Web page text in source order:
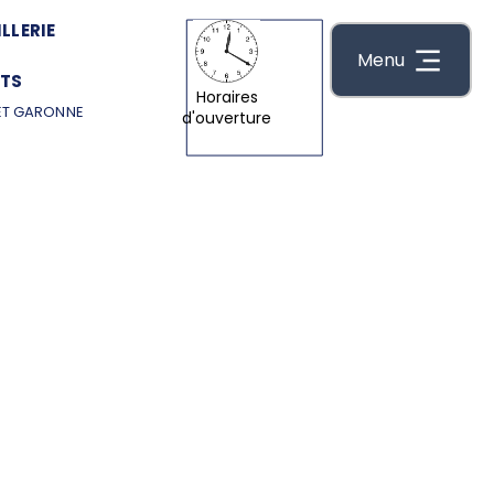
Menu
GARONNE
Horaires
d'ouverture